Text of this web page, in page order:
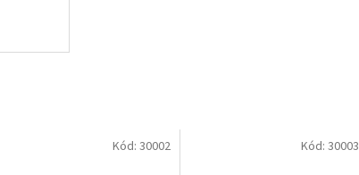
Kód: 30002 Kód:30003